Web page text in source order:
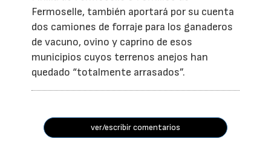
Fermoselle, también aportará por su cuenta
dos camiones de forraje para los ganaderos
de vacuno, ovino y caprino de esos
municipios cuyos terrenos anejos han
quedado “totalmente arrasados”.
ver/escribir comentarios